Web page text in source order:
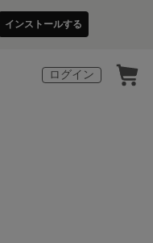
インストールする
ログイン